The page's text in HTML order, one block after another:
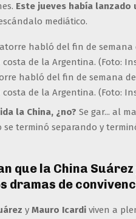
Este jueves había lanzado
mediático.
habló del fin de semana
costa de la Argentina. (Foto:
la China, ¿no? Se gar... al
terminó separando y
que la China
dramas de
y Mauro Icardi viven a